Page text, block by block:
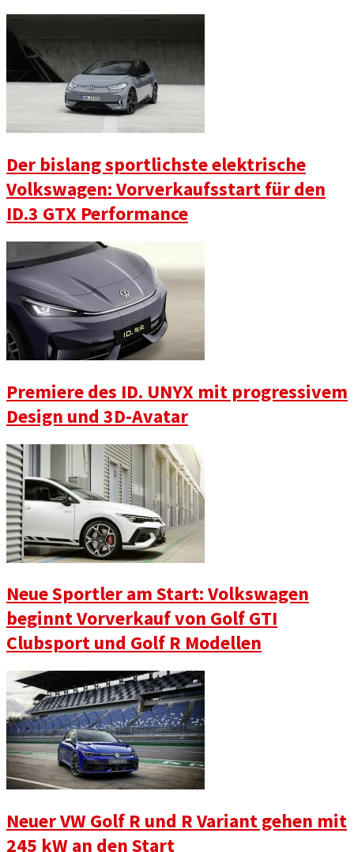
Der bislang sportlichste elektrische
Volkswagen: Vorverkaufsstart für den
ID.3 GTX Performance
Premiere des ID. UNYX mit progressivem
Design und 3D-Avatar
Neue Sportler am Start: Volkswagen
beginnt Vorverkauf von Golf GTI
Clubsport und Golf R Modellen
Neuer VW Golf R und R Variant gehen mit
245 kW an den Start